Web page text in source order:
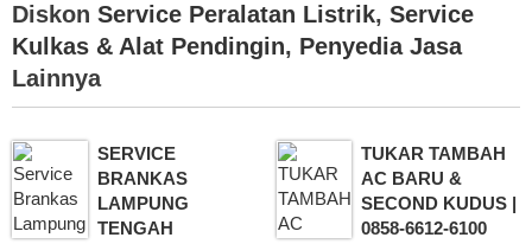
Diskon Service Peralatan Listrik, Service
Kulkas & Alat Pendingin, Penyedia Jasa
Lainnya
SERVICE
BRANKAS
LAMPUNG
TENGAH
TUKAR TAMBAH
AC BARU &
SECOND KUDUS |
0858-6612-6100